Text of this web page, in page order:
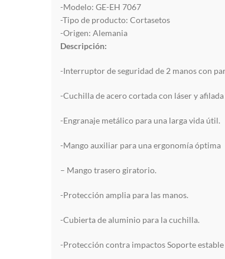
-Modelo: GE-EH 7067
-Tipo de producto: Cortasetos
-Origen: Alemania
Descripción:
-Interruptor de seguridad de 2 manos con
-Cuchilla de acero cortada con láser y
-Engranaje metálico para una larga vida útil.
-Mango auxiliar para una ergonomía óptima
– Mango trasero giratorio.
-Protección amplia para las manos.
-Cubierta de aluminio para la cuchilla.
-Protección contra impactos Soporte